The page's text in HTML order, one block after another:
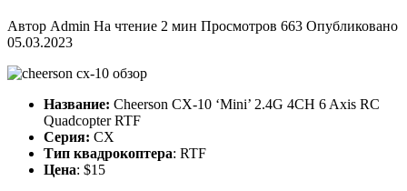
Автор Admin На чтение 2 мин Просмотров 663 Опубликовано
05.03.2023
Название: Cheerson CX-10 ‘Mini’ 2.4G 4CH 6 Axis RC
Quadcopter RTF
Серия: CX
Тип квадрокоптера: RTF
Цена: $15